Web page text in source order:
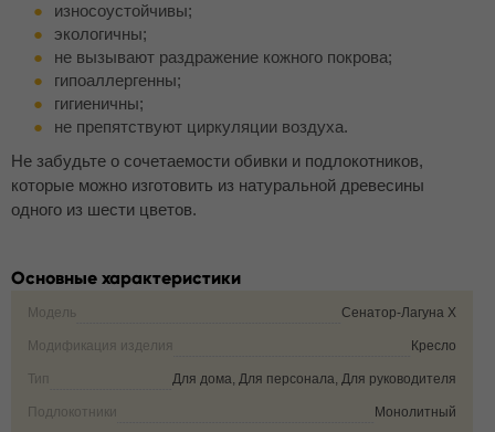
износоустойчивы;
экологичны;
не вызывают раздражение кожного покрова;
гипоаллергенны;
гигиеничны;
не препятствуют циркуляции воздуха.
Не забудьте о сочетаемости обивки и подлокотников,
которые можно изготовить из натуральной древесины
одного из шести цветов.
Основные характеристики
Модель Сенатор-Лагуна Х
Модификация изделия Кресло
Тип Для дома, Для персонала, Для руководителя
Подлокотники Монолитный